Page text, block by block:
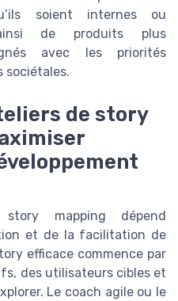
soient internes ou
de produits plus
avec les priorités
sociétales.
de story
mapping dépend
et de la facilitation de
efficace commence par
des utilisateurs cibles et
Le coach agile ou le